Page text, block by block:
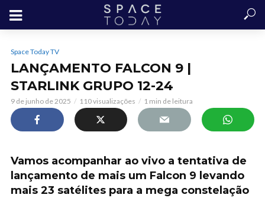
Space Today TV
LANÇAMENTO FALCON 9 |
STARLINK GRUPO 12-24
9 de junho de 2025 110 visualizações 1 min de leitura
Vamos acompanhar ao vivo a tentativa de
lançamento de mais um Falcon 9 levando
mais 23 satélites para a mega constelação